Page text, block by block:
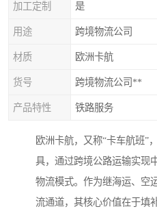
加工定制 是
用途 跨境物流公司
材质 欧洲卡航
货号 跨境物流公司**
产品特性 铁路服务
欧洲卡航，又称“卡车航班”
具，通过跨境公路运输实现
物流模式。作为继海运、空
流通道，其核心价值在于填